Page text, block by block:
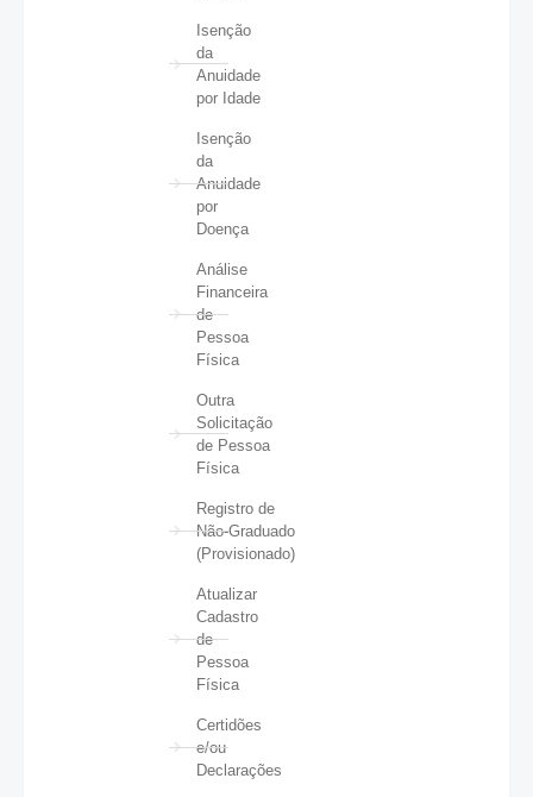
Isenção
da
Anuidade
por Idade
Isenção
da
Anuidade
por
Doença
Análise
Financeira
de
Pessoa
Física
Outra
Solicitação
de Pessoa
Física
Registro de
Não-Graduado
(Provisionado)
Atualizar
Cadastro
de
Pessoa
Física
Certidões
e/ou
Declarações